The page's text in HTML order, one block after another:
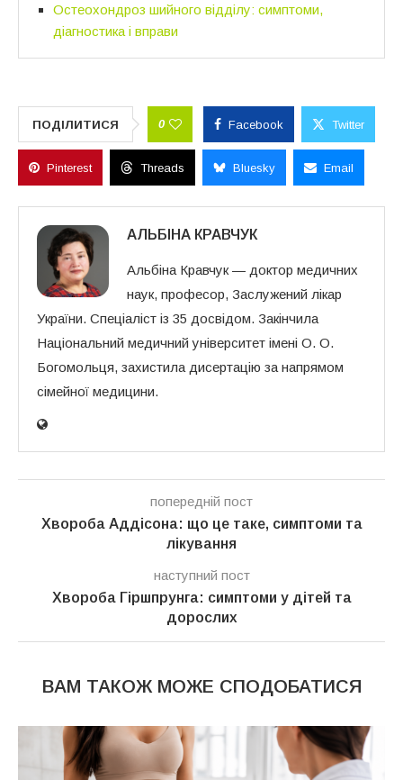
Остеохондроз шийного відділу: симптоми,
діагностика і вправи
ПОДІЛИТИСЯ 0 Facebook Twitter
Pinterest Threads Bluesky Email
АЛЬБІНА КРАВЧУК
Альбіна Кравчук — доктор медичних
наук, професор, Заслужений лікар
України. Спеціаліст із 35 досвідом. Закінчила
Національний медичний університет імені О. О.
Богомольця, захистила дисертацію за напрямом
сімейної медицини.
попередній пост
Хвороба Аддісона: що це таке, симптоми та
лікування
наступний пост
Хвороба Гіршпрунга: симптоми у дітей та
дорослих
ВАМ ТАКОЖ МОЖЕ СПОДОБАТИСЯ